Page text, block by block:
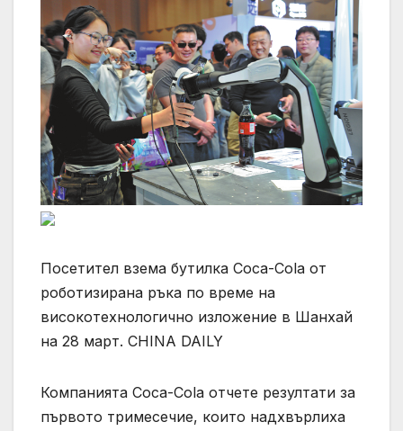
Посетител взема бутилка Coca-Cola от
роботизирана ръка по време на
високотехнологично изложение в Шанхай
на 28 март. CHINA DAILY
Компанията Coca-Cola отчете резултати за
първото тримесечие, които надхвърлиха